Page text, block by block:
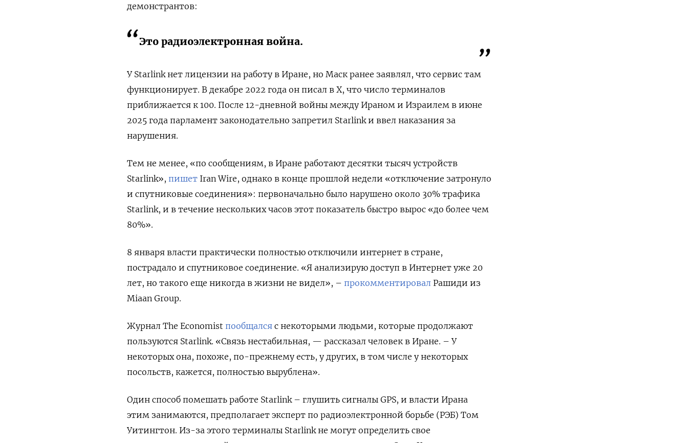
демонстрантов:
Это радиоэлектронная война.
У Starlink нет лицензии на работу в Иране, но Маск ранее заявлял, что сервис там
функционирует. В декабре 2022 года он писал в X, что число терминалов
приближается к 100. После 12-дневной войны между Ираном и Израилем в июне
2025 года парламент законодательно запретил Starlink и ввел наказания за
нарушения.
Тем не менее, «по сообщениям, в Иране работают десятки тысяч устройств
Starlink», пишет Iran Wire, однако в конце прошлой недели «отключение затронуло
и спутниковые соединения»: первоначально было нарушено около 30% трафика
Starlink, и в течение нескольких часов этот показатель быстро вырос «до более чем
80%».
8 января власти практически полностью отключили интернет в стране,
пострадало и спутниковое соединение. «Я анализирую доступ в Интернет уже 20
лет, но такого еще никогда в жизни не видел», – прокомментировал Рашиди из
Miaan Group.
Журнал The Economist пообщался с некоторыми людьми, которые продолжают
пользуются Starlink. «Связь нестабильная, — рассказал человек в Иране. – У
некоторых она, похоже, по-прежнему есть, у других, в том числе у некоторых
посольств, кажется, полностью вырублена».
Один способ помешать работе Starlink – глушить сигналы GPS, и власти Ирана
этим занимаются, предполагает эксперт по радиоэлектронной борьбе (РЭБ) Том
Уитингтон. Из-за этого терминалы Starlink не могут определить свое